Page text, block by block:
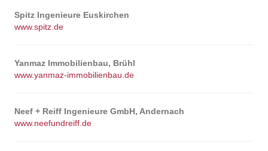
Spitz Ingenieure Euskirchen
www.spitz.de
Yanmaz Immobilienbau, Brühl
www.yanmaz-immobilienbau.de
Neef + Reiff Ingenieure GmbH, Andernach
www.neefundreiff.de